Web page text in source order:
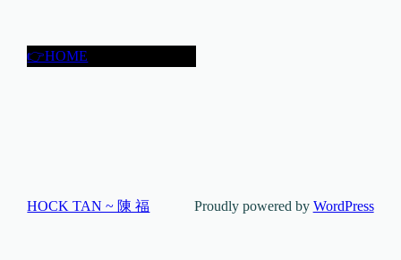
👉HOME
HOCK TAN ~ 陳 福 Proudly powered by WordPress